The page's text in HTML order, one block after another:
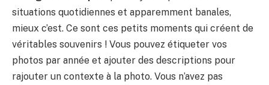
situations quotidiennes et apparemment banales,
mieux c’est. Ce sont ces petits moments qui créent de
véritables souvenirs ! Vous pouvez étiqueter vos
photos par année et ajouter des descriptions pour
rajouter un contexte à la photo. Vous n’avez pas